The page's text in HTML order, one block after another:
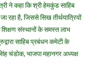
ने कहा कि श्री हेमकुंड साहिब
रहा है, जिससे सिख तीर्थयात्रियों
संस्थानों के समस्त लाभ
साहिब प्रबंधन कमेटी के
चंडोक, भाजपा महानगर अध्यक्ष